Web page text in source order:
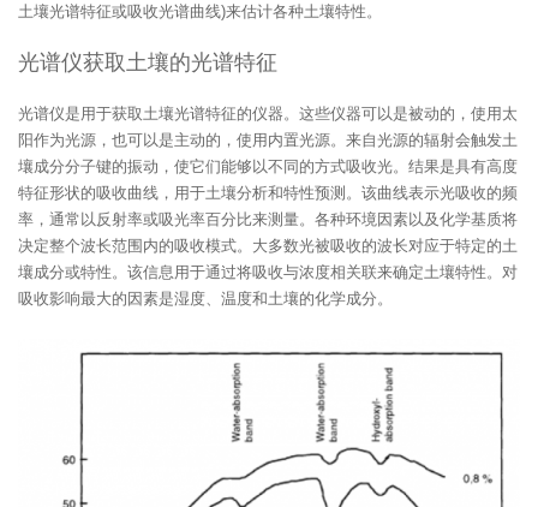
土壤光谱特征或吸收光谱曲线)来估计各种土壤特性。
光谱仪获取土壤的光谱特征
光谱仪是用于获取土壤光谱特征的仪器。这些仪器可以是被动的，使用太
阳作为光源，也可以是主动的，使用内置光源。来自光源的辐射会触发土
壤成分分子键的振动，使它们能够以不同的方式吸收光。结果是具有高度
特征形状的吸收曲线，用于土壤分析和特性预测。该曲线表示光吸收的频
率，通常以反射率或吸光率百分比来测量。各种环境因素以及化学基质将
决定整个波长范围内的吸收模式。大多数光被吸收的波长对应于特定的土
壤成分或特性。该信息用于通过将吸收与浓度相关联来确定土壤特性。对
吸收影响最大的因素是湿度、温度和土壤的化学成分。